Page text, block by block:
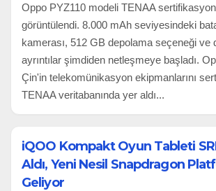
Oppo PYZ110 modeli TENAA
görüntülendi. 8.000 mAh seviyesindeki
kamerası, 512 GB depolama seçeneği ve
ayrıntılar şimdiden netleşmeye başladı.
Çin'in telekomünikasyon ekipmanlarını
TENAA veritabanında yer aldı...
iQOO Kompakt Oyun Tableti
Aldı, Yeni Nesil Snapdragon
Geliyor